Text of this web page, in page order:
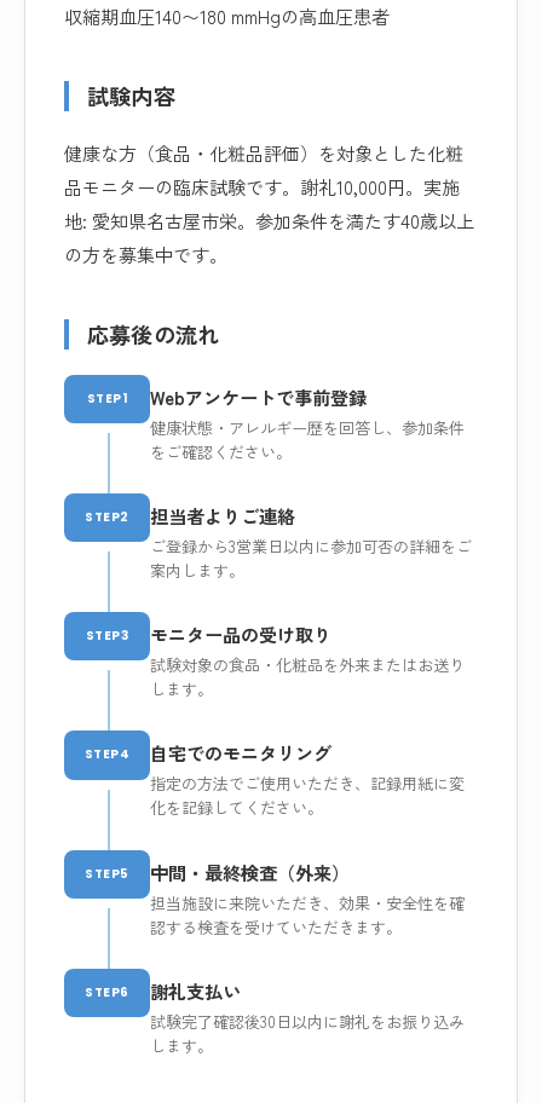
収縮期血圧140〜180 mmHgの高血圧患者
試験内容
健康な方（食品・化粧品評価）を対象とした化粧
品モニターの臨床試験です。謝礼10,000円。実施
地: 愛知県名古屋市栄。参加条件を満たす40歳以上
の方を募集中です。
応募後の流れ
STEP1 Webアンケートで事前登録
健康状態・アレルギー歴を回答し、参加条件
をご確認ください。
STEP2 担当者よりご連絡
ご登録から3営業日以内に参加可否の詳細をご
案内します。
STEP3 モニター品の受け取り
試験対象の食品・化粧品を外来またはお送り
します。
STEP4 自宅でのモニタリング
指定の方法でご使用いただき、記録用紙に変
化を記録してください。
STEP5 中間・最終検査（外来）
担当施設に来院いただき、効果・安全性を確
認する検査を受けていただきます。
STEP6 謝礼支払い
試験完了確認後30日以内に謝礼をお振り込み
します。